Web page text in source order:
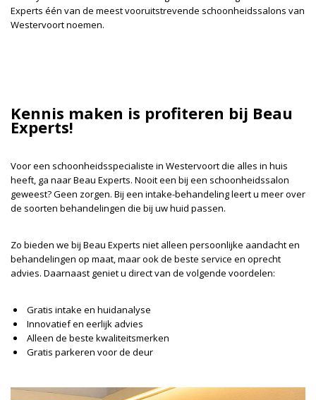
Experts één van de meest vooruitstrevende schoonheidssalons van
Westervoort noemen.
Kennis maken is profiteren bij Beau
Experts!
Voor een schoonheidsspecialiste in Westervoort die alles in huis
heeft, ga naar Beau Experts. Nooit een bij een schoonheidssalon
geweest? Geen zorgen. Bij een intake-behandeling leert u meer over
de soorten behandelingen die bij uw huid passen.
Zo bieden we bij Beau Experts niet alleen persoonlijke aandacht en
behandelingen op maat, maar ook de beste service en oprecht
advies. Daarnaast geniet u direct van de volgende voordelen:
Gratis intake en huidanalyse
Innovatief en eerlijk advies
Alleen de beste kwaliteitsmerken
Gratis parkeren voor de deur